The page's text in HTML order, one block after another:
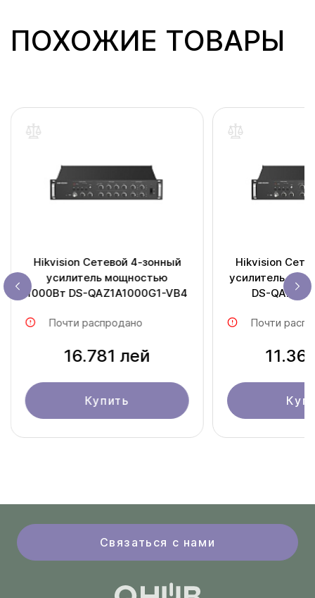
ПОХОЖИЕ ТОВАРЫ
Hikvision Сетевой 4-зонный
усилитель мощностью
1000Вт DS-QAZ1A1000G1-VB4
Почти распродано
16.781 лей
Купить
Hikvision
усилитель
DS-
Почти
Связаться с нами